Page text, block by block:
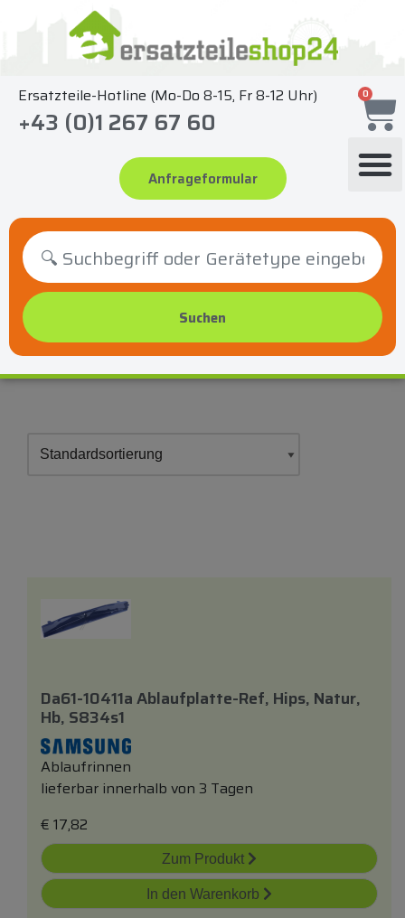
springen
Ersatzteile-Hotline (Mo-Do 8-15, Fr 8-12 Uhr)
+43 (0)1 267 67 60
Anfrageformular
0
Da61-10411a Ablaufplatte-Ref, Hips, Natur,
Hb, S834s1
Ablaufrinnen
lieferbar innerhalb von 3 Tagen
€ 17,82
Zum Produkt
In den Warenkorb